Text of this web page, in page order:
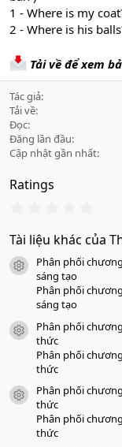
1 - Where is my
2 - Where is his
Tải về để xem
Tác giả
Tải về
Đọc
Đăng lần đầu
Cập nhật gần nhất
Ratings
0
0
a
Tài liệu khác của
icon tài liệu
Phân phối
sáng tạo
Phân phối
sáng tạo
icon tài liệu
Phân phối
thức
Phân phối
thức
icon tài liệu
Phân phối
thức
Phân phối
thức